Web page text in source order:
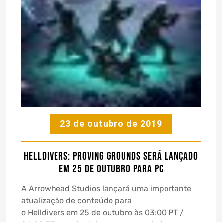
23 de outubro de 2019
Helldivers: Proving Grounds será lançado
em 25 de outubro para PC
A Arrowhead Studios lançará uma importante
atualização de conteúdo para
o Helldivers em 25 de outubro às 03:00 PT /